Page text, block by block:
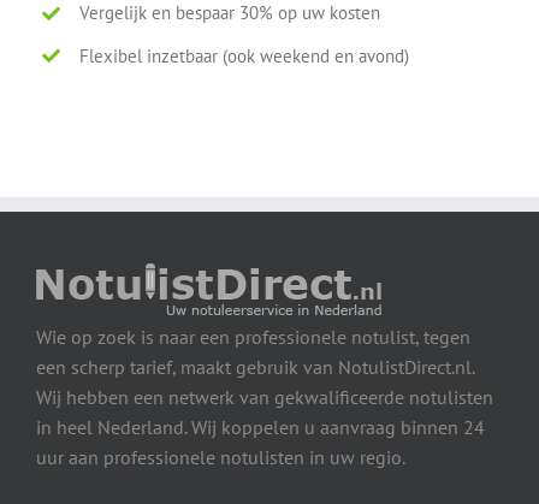
Vergelijk en bespaar 30% op uw kosten
Flexibel inzetbaar (ook weekend en avond)
Wie op zoek is naar een professionele notulist, tegen
een scherp tarief, maakt gebruik van NotulistDirect.nl.
Wij hebben een netwerk van gekwalificeerde notulisten
in heel Nederland. Wij koppelen u aanvraag binnen 24
uur aan professionele notulisten in uw regio.